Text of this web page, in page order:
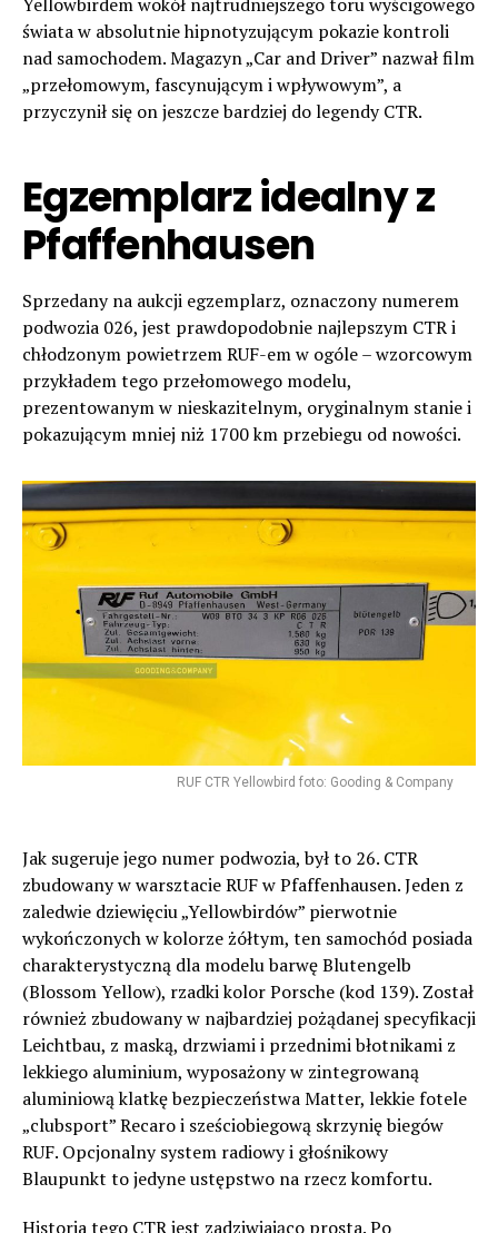
świata w absolutnie hipnotyzującym pokazie kontroli
nad samochodem. Magazyn „Car and Driver” nazwał film
„przełomowym, fascynującym i wpływowym”, a
przyczynił się on jeszcze bardziej do legendy CTR.
Egzemplarz idealny z
Pfaffenhausen
Sprzedany na aukcji egzemplarz, oznaczony numerem
podwozia 026, jest prawdopodobnie najlepszym CTR i
chłodzonym powietrzem RUF-em w ogóle – wzorcowym
przykładem tego przełomowego modelu,
prezentowanym w nieskazitelnym, oryginalnym stanie i
pokazującym mniej niż 1700 km przebiegu od nowości.
RUF CTR Yellowbird foto: Gooding & Company
Jak sugeruje jego numer podwozia, był to 26. CTR
zbudowany w warsztacie RUF w Pfaffenhausen. Jeden z
zaledwie dziewięciu „Yellowbirdów” pierwotnie
wykończonych w kolorze żółtym, ten samochód posiada
charakterystyczną dla modelu barwę Blutengelb
(Blossom Yellow), rzadki kolor Porsche (kod 139). Został
również zbudowany w najbardziej pożądanej specyfikacji
Leichtbau, z maską, drzwiami i przednimi błotnikami z
lekkiego aluminium, wyposażony w zintegrowaną
aluminiową klatkę bezpieczeństwa Matter, lekkie fotele
„clubsport” Recaro i sześciobiegową skrzynię biegów
RUF. Opcjonalny system radiowy i głośnikowy
Blaupunkt to jedyne ustępstwo na rzecz komfortu.
Historia tego CTR jest zadziwiająco prosta. Po